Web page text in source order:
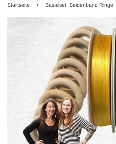
Startseite › Bastelset: Seidenband Ringe